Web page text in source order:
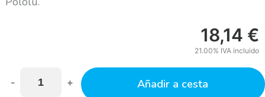
18,14 €
21.00% IVA incluido
- + Añadir a cesta